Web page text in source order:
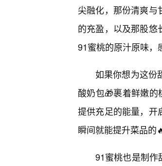
尖融化，那份清爽与
的充盈，以及那股悠
91蜜桃的原汁原味，
如果你想为这份
酸奶包🎁裹着鲜嫩的
提供充足的能量，开
瞬间就能提升菜品的
91蜜桃也是制作